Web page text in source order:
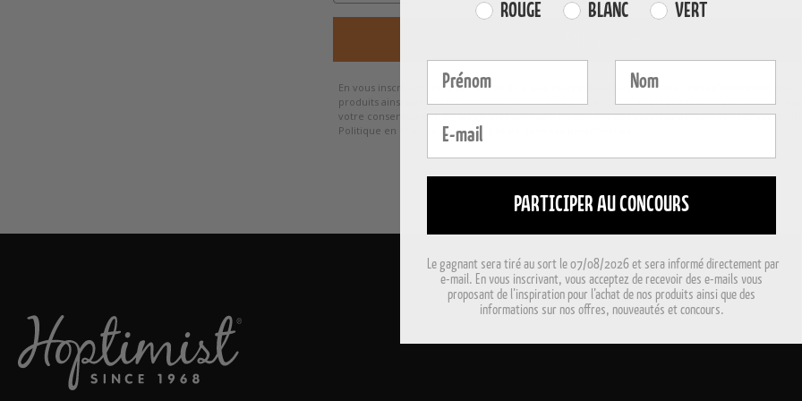
En vous inscrivant, vous consentez à ce que nous vous envoyions des e-mails d'inspiration pour
produits ainsi que des informations sur les offres, les actualités et les concours. Vous pouvez
votre consentement. En savoir plus sur notre traitement des données personnelles et vos
Politique en matière de cookies et de données personnelles.
Farvevalg
ROUGE BLANC VERT
Fornavn Efternavn
E-mail
PARTICIPER AU CONCOURS
Le gagnant sera tiré au sort le 07/08/2026 et sera informé directement par
e-mail. En vous inscrivant, vous acceptez de recevoir des e-mails vous
proposant de l’inspiration pour l’achat de nos produits ainsi que des
informations sur nos offres, nouveautés et concours.